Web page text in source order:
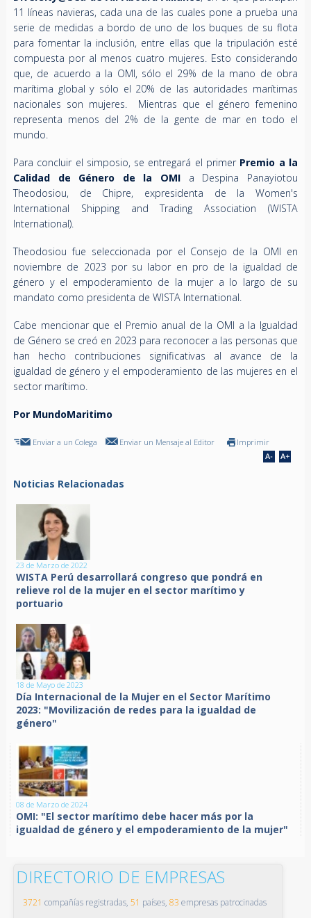
11 líneas navieras, cada una de las cuales pone a prueba una
serie de medidas a bordo de uno de los buques de su flota
para fomentar la inclusión, entre ellas que la tripulación esté
compuesta por al menos cuatro mujeres. Esto considerando
que, de acuerdo a la OMI, sólo el 29% de la mano de obra
marítima global y sólo el 20% de las autoridades marítimas
nacionales son mujeres. Mientras que el género femenino
representa menos del 2% de la gente de mar en todo el
mundo.
Para concluir el simposio, se entregará el primer Premio a la
Calidad de Género de la OMI a Despina Panayiotou
Theodosiou, de Chipre, expresidenta de la Women's
International Shipping and Trading Association (WISTA
International).
Theodosiou fue seleccionada por el Consejo de la OMI en
noviembre de 2023 por su labor en pro de la igualdad de
género y el empoderamiento de la mujer a lo largo de su
mandato como presidenta de WISTA International.
Cabe mencionar que el Premio anual de la OMI a la Igualdad
de Género se creó en 2023 para reconocer a las personas que
han hecho contribuciones significativas al avance de la
igualdad de género y el empoderamiento de las mujeres en el
sector marítimo.
Por MundoMaritimo
Enviar a un Colega Enviar un Mensaje al Editor Imprimir
Noticias Relacionadas
23 de Marzo de 2022
WISTA Perú desarrollará congreso que pondrá en
relieve rol de la mujer en el sector marítimo y
portuario
18 de Mayo de 2023
Día Internacional de la Mujer en el Sector Marítimo
2023: "Movilización de redes para la igualdad de
género"
08 de Marzo de 2024
OMI: "El sector marítimo debe hacer más por la
igualdad de género y el empoderamiento de la mujer"
DIRECTORIO DE EMPRESAS
3721 compañías registradas, 51 países, 83 empresas patrocinadas